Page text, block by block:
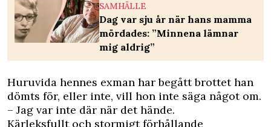
SAMHÄLLE
Dag var sju år när hans mamma
mördades: ”Minnena lämnar
mig aldrig”
Huruvida hennes exman har begått brottet han
dömts för, eller inte, vill hon inte säga något om.
– Jag var inte där när det hände.
Kärleksfullt och stormigt förhållande